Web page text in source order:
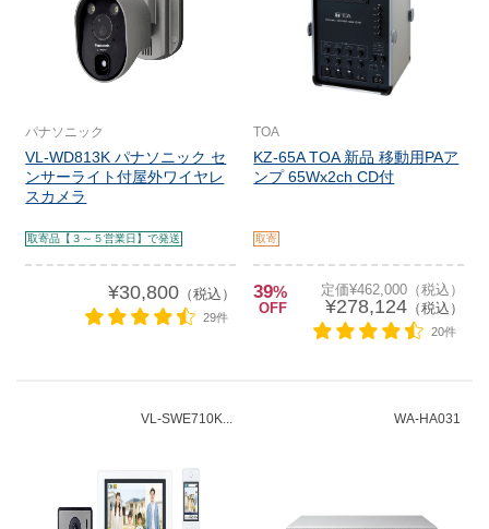
パナソニック
VL-WD813K パナソニック セ
ンサーライト付屋外ワイヤレ
スカメラ
取寄品【３～５営業日】で発送
¥30,800（税込）
29件
TOA
KZ-65A TOA 新品 移動用PAア
ンプ 65Wx2ch CD付
取寄
39%
OFF
定価¥462,000（税込）
¥278,124（税込）
20件
VL-SWE710K... WA-HA031